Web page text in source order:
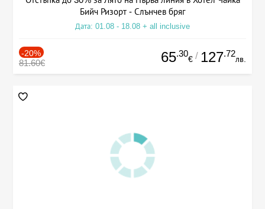
Бийч Ризорт - Слънчев бряг
Дата: 01.08 - 18.08 + all inclusive
-20%
81.60€ 65.30
€ / 127.72
лв.